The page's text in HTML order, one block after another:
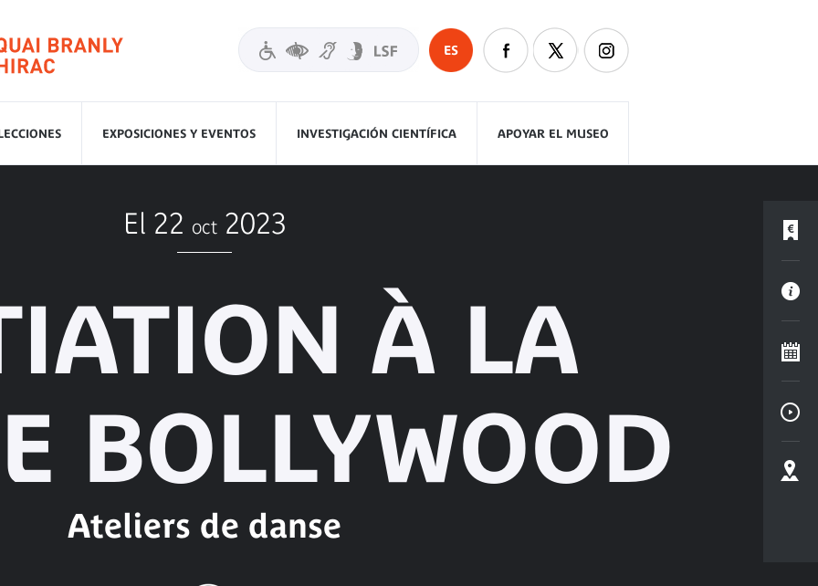
ES
EXPOSICIONES Y EVENTOS INVESTIGACIÓN CIENTÍFICA APOYAR EL MUSEO
El 22 oct 2023
À LA
BOLLYWOOD
Ateliers de danse